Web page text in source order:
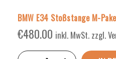
BMW E34 Stoßstange M-
€480.00 inkl. MwSt. zzgl.